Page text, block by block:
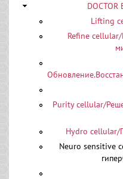
DOCTOR
Lifting
Refine
Purity cellular/
Hydro cellular/
Neuro sensitive